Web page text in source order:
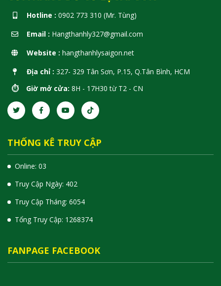
Hotline : 0902 773 310 (Mr. Tùng)
Email : Hangthanhly327@gmail.com
Website : hangthanhlysaigon.net
Địa chỉ : 327- 329 Tân Sơn, P.15, Q.Tân Bình, HCM
⏱️ Giờ mở cửa: 8H - 17H30 từ T2 - CN
THỐNG KÊ TRUY CẬP
Online: 03
Truy Cập Ngày: 402
Truy Cập Tháng: 6054
Tổng Truy Cập: 1 268374
FANPAGE FACEBOOK